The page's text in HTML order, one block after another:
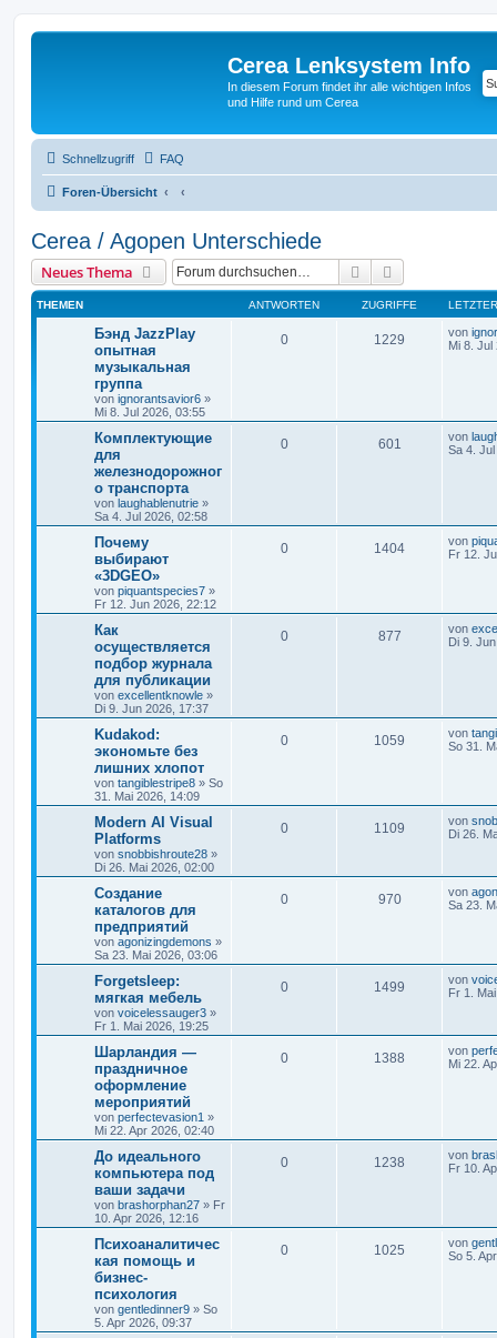
Cerea Lenksystem Info
In diesem Forum findet ihr alle wichtigen Infos
und Hilfe rund um Cerea
Schnellzugriff FAQ
Foren-Übersicht
Cerea / Agopen Unterschiede
Neues Thema Suche
THEMEN ANTWORTEN ZUGRIFFE
Бэнд JazzPlay
опытная
музыкальная
группа
von ignorantsavior6 »
Mi 8. Jul 2026, 03:55
0 1229 von
Mi 8. Jul
Комплектующие
для
железнодорожног
о транспорта
von laughablenutrie »
Sa 4. Jul 2026, 02:58
0 601 von
Sa 4.
Почему
выбирают
«3DGEO»
von piquantspecies7 »
Fr 12. Jun 2026, 22:12
0 1404 von
Fr 12.
Как
осуществляется
подбор журнала
для публикации
von excellentknowle »
Di 9. Jun 2026, 17:37
0 877 von
Di 9.
Kudakod:
экономьте без
лишних хлопот
von tangiblestripe8 » So
31. Mai 2026, 14:09
0 1059 von
So 31.
Modern AI Visual
Platforms
von snobbishroute28 »
Di 26. Mai 2026, 02:00
0 1109 von
Di 26.
Создание
каталогов для
предприятий
von agonizingdemons »
Sa 23. Mai 2026, 03:06
0 970 von
Sa 23.
Forgetsleep:
мягкая мебель
von voicelessauger3 »
Fr 1. Mai 2026, 19:25
0 1499 von
Fr 1.
Шарландия —
праздничное
оформление
мероприятий
von perfectevasion1 »
Mi 22. Apr 2026, 02:40
0 1388 von
Mi 22.
До идеального
компьютера под
ваши задачи
von brashorphan27 » Fr
10. Apr 2026, 12:16
0 1238 von
Fr 10.
Психоаналитичес
кая помощь и
бизнес-
психология
von gentledinner9 » So
5. Apr 2026, 09:37
0 1025 von
So 5.